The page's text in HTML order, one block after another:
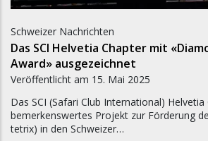
Schweizer Nachrichten
Das SCI Helvetia Chapter mit
Award» ausgezeichnet
Veröffentlicht am 15. Mai 2025
Das SCI (Safari Club International)
bemerkenswertes Projekt zur Förderung
tetrix) in den Schweizer…